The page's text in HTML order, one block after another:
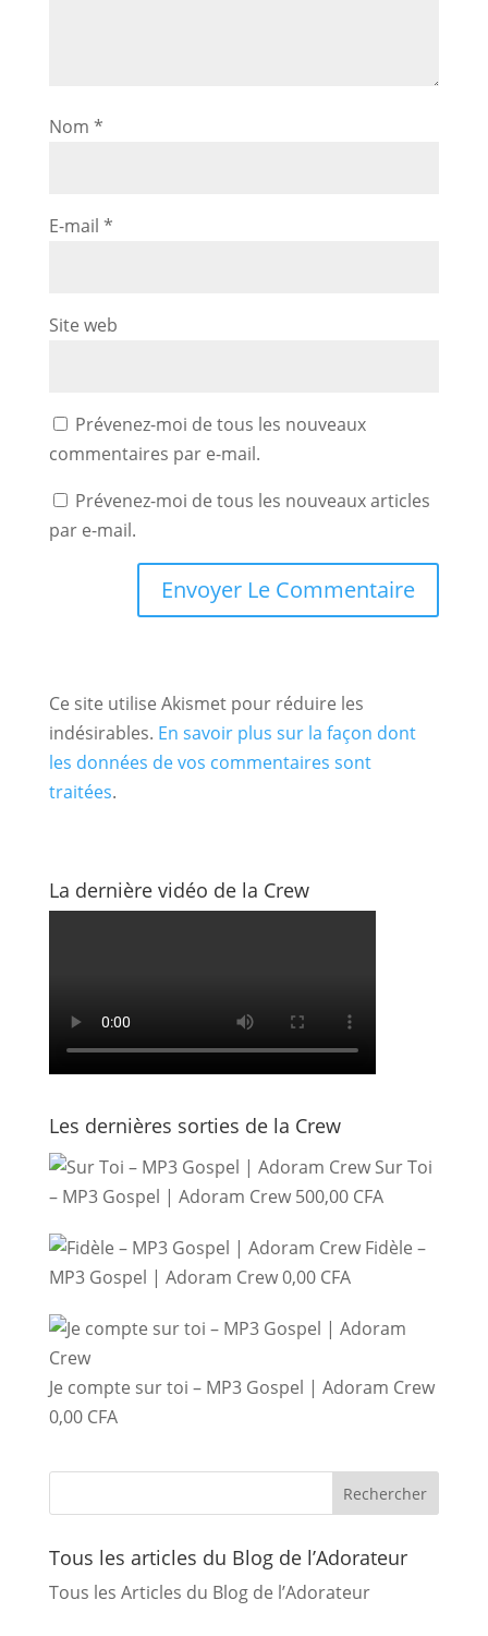
Nom *
E-mail *
Site web
Prévenez-moi de tous les nouveaux
commentaires par e-mail.
Prévenez-moi de tous les nouveaux articles
par e-mail.
Ce site utilise Akismet pour réduire les
indésirables. En savoir plus sur la façon dont
les données de vos commentaires sont
traitées.
La dernière vidéo de la Crew
Les dernières sorties de la Crew
Sur Toi
– MP3 Gospel | Adoram Crew 500,00 CFA
Fidèle –
MP3 Gospel | Adoram Crew0,00 CFA
Je compte sur toi – MP3 Gospel | Adoram Crew
0,00 CFA
Tous les articles du Blog de l’Adorateur
Tous les Articles du Blog de l’Adorateur